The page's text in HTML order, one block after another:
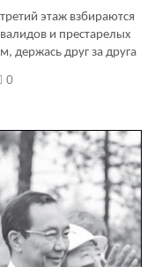
этаж взбираются
и престарелых
держась друг за друга
0